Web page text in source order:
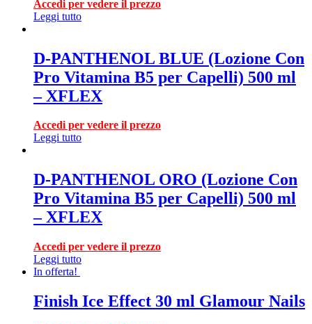
Accedi per vedere il prezzo
Leggi tutto
D-PANTHENOL BLUE (Lozione Con
Pro Vitamina B5 per Capelli) 500 ml
– XFLEX
Accedi per vedere il prezzo
Leggi tutto
D-PANTHENOL ORO (Lozione Con
Pro Vitamina B5 per Capelli) 500 ml
– XFLEX
Accedi per vedere il prezzo
Leggi tutto
In offerta!
Finish Ice Effect 30 ml Glamour Nails